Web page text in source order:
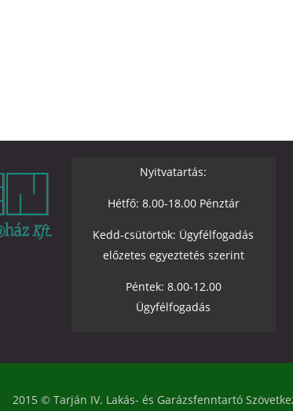
Nyitvatartás:
Hétfő: 8.00-18.00 Pénztár
Kedd-csütörtök: Ügyfélfogadás
előzetes egyeztetés szerint
Péntek: 8.00-12.00
Ügyfélfogadás
2015 © Tarján IV. Lakás- és Garázsfenntartó